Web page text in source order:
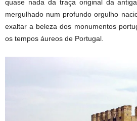
quase nada da traça original da
mergulhado num profundo orgulho
exaltar a beleza dos monumentos
os tempos áureos de Portugal.